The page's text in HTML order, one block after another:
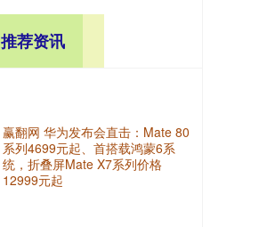
推荐资讯
赢翻网 华为发布会直击：Mate 80
系列4699元起、首搭载鸿蒙6系
统，折叠屏Mate X7系列价格
12999元起